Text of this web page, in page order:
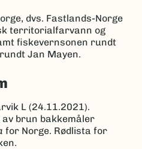
dvs. Fastlands-Norge
territorialfarvann og
fiskevernsonen rundt
Jan Mayen.
L (24.11.2021).
brun bakkemåler
for Norge. Rødlista for